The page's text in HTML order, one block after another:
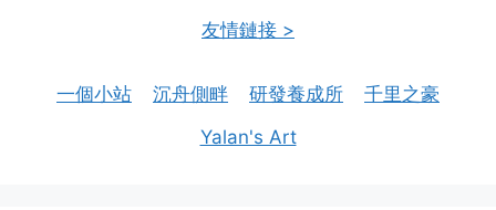
友情鏈接 >
一個小站 沉舟側畔 研發養成所
千里之豪
Yalan's Art